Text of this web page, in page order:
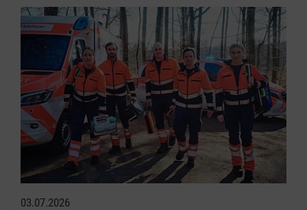
03.07.2026